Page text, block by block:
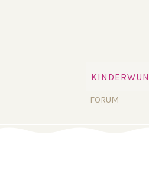
überspringen
Navigation
FORUM